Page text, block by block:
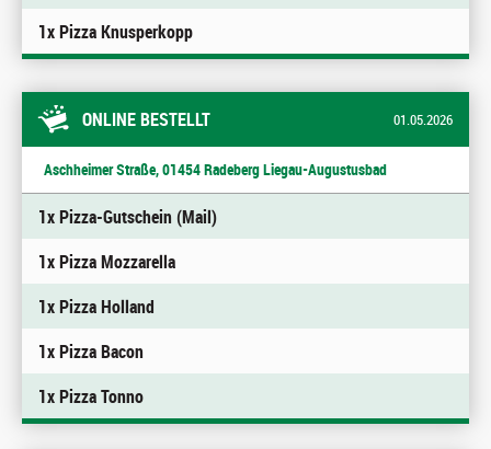
1x Pizza Knusperkopp
ONLINE BESTELLT 01.05.2026
Aschheimer Straße, 01454 Radeberg Liegau-Augustusbad
1x Pizza-Gutschein (Mail)
1x Pizza Mozzarella
1x Pizza Holland
1x Pizza Bacon
1x Pizza Tonno